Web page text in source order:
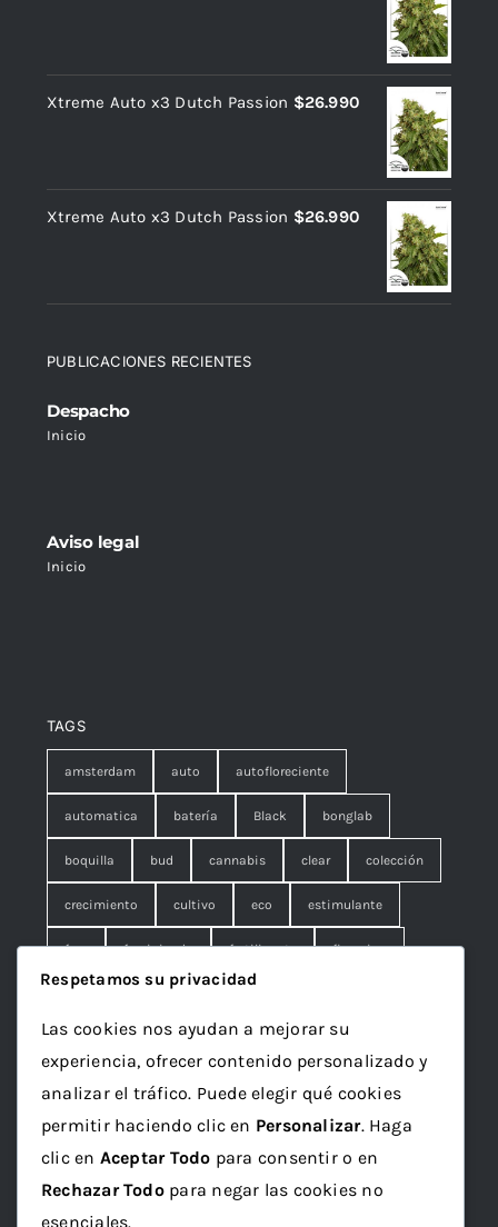
Xtreme Auto x3 Dutch Passion $26.990
Xtreme Auto x3 Dutch Passion $26.990
PUBLICACIONES RECIENTES
Despacho
Inicio
Aviso legal
Inicio
TAGS
amsterdam auto autofloreciente
automatica batería Black bonglab
boquilla bud cannabis clear colección
crecimiento cultivo eco estimulante
fem feminizada fertilizante floracion
fruna galleta
Grotek grow maceta marihuana
ml papelillo
rolling rosin sativa seed semilla
x1
Respetamos su privacidad
Las cookies nos ayudan a mejorar su
experiencia, ofrecer contenido personalizado y
analizar el tráfico. Puede elegir qué cookies
permitir haciendo clic en Personalizar. Haga
clic en Aceptar Todo para consentir o en
Rechazar Todopara negar las cookies no
esenciales.